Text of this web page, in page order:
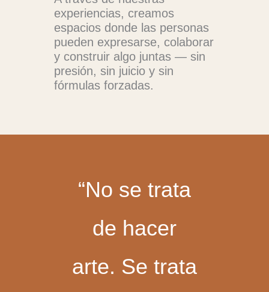
experiencias, creamos
espacios donde las personas
pueden expresarse, colaborar
y construir algo juntas — sin
presión, sin juicio y sin
fórmulas forzadas.
“No se trata
de hacer
arte. Se trata